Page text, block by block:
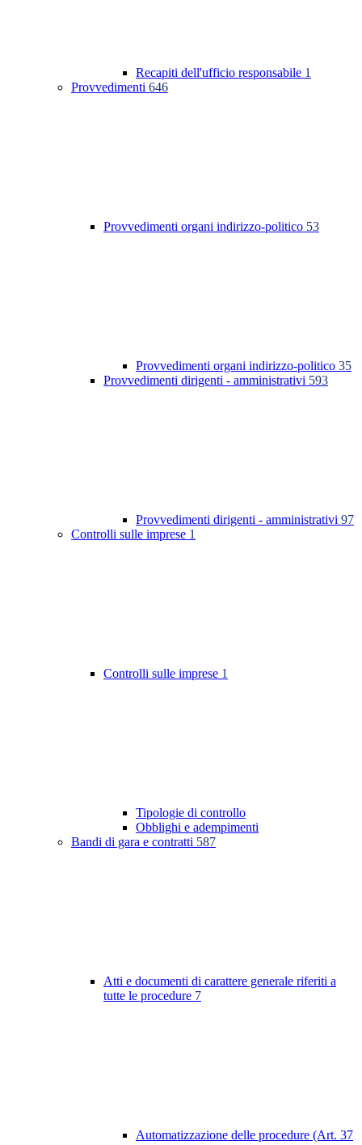
Recapiti dell'ufficio responsabile 1
Provvedimenti 646
Provvedimenti organi indirizzo-politico 53
Provvedimenti organi indirizzo-politico 35
Provvedimenti dirigenti - amministrativi 593
Provvedimenti dirigenti - amministrativi 97
Controlli sulle imprese 1
Controlli sulle imprese 1
Tipologie di controllo
Obblighi e adempimenti
Bandi di gara e contratti 587
Atti e documenti di carattere generale riferiti a
tutte le procedure 7
Automatizzazione delle procedure (Art. 37